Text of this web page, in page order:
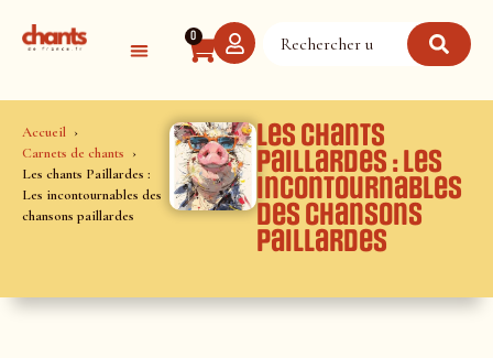
0
Accueil
Carnets de chants
Les chants Paillardes :
Les incontournables des
chansons paillardes
Les chants
Paillardes : Les
incontournables
des chansons
paillardes